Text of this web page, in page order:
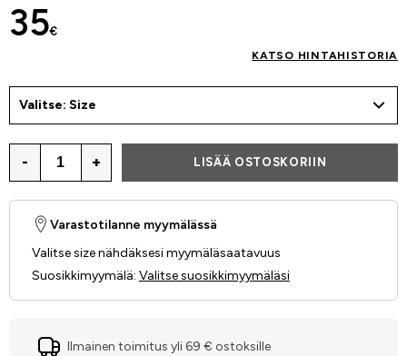
35€
KATSO HINTAHISTORIA
Valitse: Size
- + LISÄÄ OSTOSKORIIN
Varastotilanne myymälässä
Valitse size nähdäksesi myymäläsaatavuus
Suosikkimyymälä: Valitse suosikkimyymäläsi
Ilmainen toimitus yli 69 € ostoksille